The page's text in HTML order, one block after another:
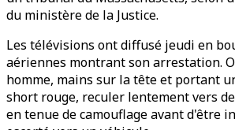
du ministère de la Justice.
Les télévisions ont diffusé jeudi en
aériennes montrant son arrestation.
homme, mains sur la tête et portant
short rouge, reculer lentement vers
en tenue de camouflage avant d'être